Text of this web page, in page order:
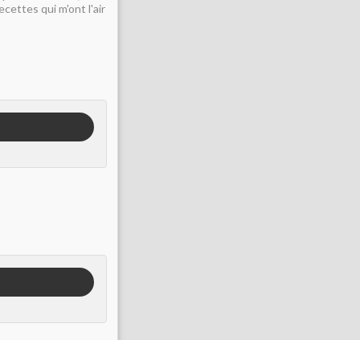
qui m'ont l'air